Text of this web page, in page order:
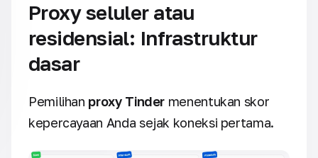
Proxy seluler atau
residensial: Infrastruktur
dasar
Pemilihan proxy Tinder menentukan skor
kepercayaan Anda sejak koneksi pertama.